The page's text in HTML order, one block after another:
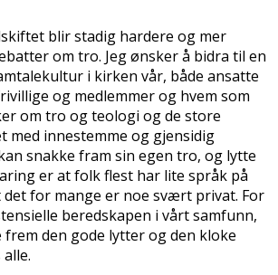
blir stadig hardere og mer
om tro. Jeg ønsker å bidra til en
i kirken vår, både ansatte
og medlemmer og hvem som
om tro og teologi og de store
med innestemme og gjensidig
snakke fram sin egen tro, og lytte
er at folk flest har lite språk på
for mange er noe svært privat. For
beredskapen i vårt samfunn,
den gode lytter og den kloke